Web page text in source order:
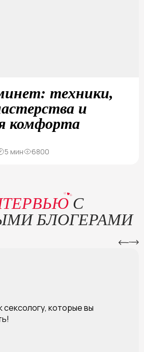
техники,
и
комфорта
5 мин 6800
С
БЛОГЕРАМИ